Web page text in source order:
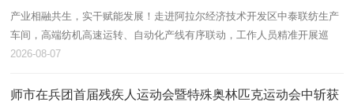
产业相融共生，实干赋能发展！走进阿拉尔经济技术开发区中泰联纺生产
车间，高端纺机高速运转、自动化产线有序联动，工作人员精准开展巡
检、落纱、品控等作业，呈现出蓬勃向上的发展态势。中泰联纺依托兵地
2026-08-07
师市在兵团首届残疾人运动会暨特殊奥林匹克运动会中斩获